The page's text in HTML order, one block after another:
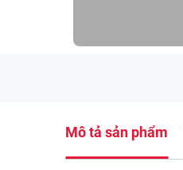
Mô tả sản phẩm